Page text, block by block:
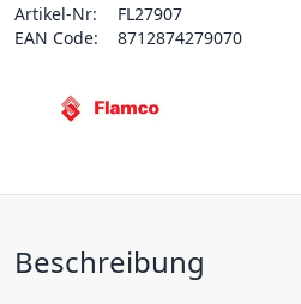
Artikel-Nr:
FL27907
EAN Code:
8712874279070
Beschreibung